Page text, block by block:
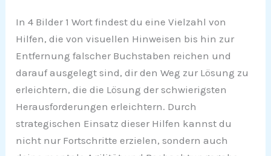
In 4 Bilder 1 Wort findest du eine Vielzahl von
Hilfen, die von visuellen Hinweisen bis hin zur
Entfernung falscher Buchstaben reichen und
darauf ausgelegt sind, dir den Weg zur Lösung zu
erleichtern, die die Lösung der schwierigsten
Herausforderungen erleichtern. Durch
strategischen Einsatz dieser Hilfen kannst du
nicht nur Fortschritte erzielen, sondern auch